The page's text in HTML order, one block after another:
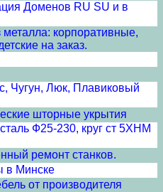
Доменов RU SU и в
корпоративные,
на заказ.
Чугун, Люк, Плавиковый
шторные укрытия
Ф25-230, круг ст 5ХНМ
ремонт станков.
в Минске
от производителя